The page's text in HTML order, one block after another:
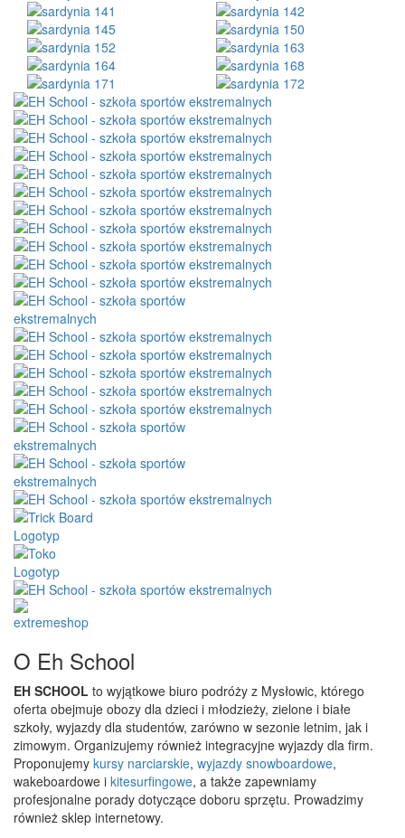
O Eh School
EH SCHOOL to wyjątkowe biuro podróży z Mysłowic, którego
oferta obejmuje obozy dla dzieci i młodzieży, zielone i białe
szkoły, wyjazdy dla studentów, zarówno w sezonie letnim, jak i
zimowym. Organizujemy również integracyjne wyjazdy dla firm.
Proponujemy kursy narciarskie, wyjazdy snowboardowe,
wakeboardowe i kitesurfingowe, a także zapewniamy
profesjonalne porady dotyczące doboru sprzętu. Prowadzimy
również sklep internetowy.